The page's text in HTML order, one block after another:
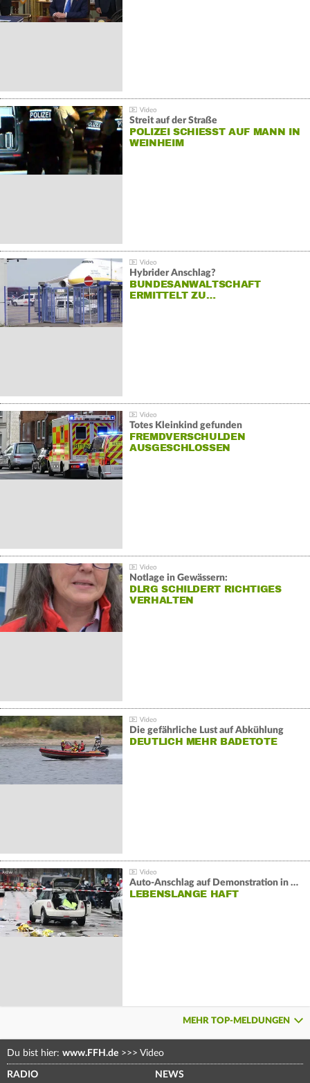
Streit auf der Straße
POLIZEI SCHIESST AUF MANN IN W
EINHEIM
Hybrider Anschlag?
BUNDESANWALTSCHAFT
ERMITTELT ZU…
Totes Kleinkind gefunden
FREMDVERSCHULDEN
AUSGESCHLOSSEN
Notlage in Gewässern:
DLRG SCHILDERT RICHTIGES
VERHALTEN
Die gefährliche Lust auf Abkühlung
DEUTLICH MEHR BADETOTE
Auto-Anschlag auf Demonstration in München:
LEBENSLANGE HAFT
MEHR TOP-MELDUNGEN
Du bist hier: www.FFH.de >>> Video
RADIO NEWS